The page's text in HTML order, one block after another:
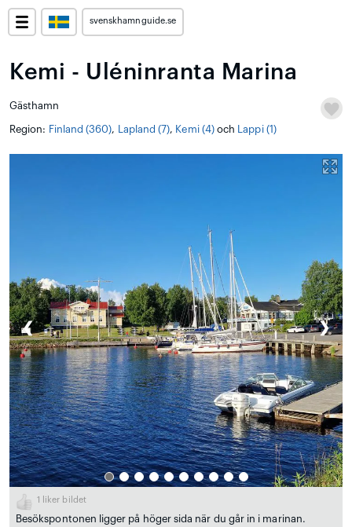
svenskhamnguide.se
Kemi - Uléninranta Marina
Gästhamn
Region: Finland (360), Lapland (7), Kemi (4)och Lappi (1)
❮ ❯
1 liker bildet
Besökspontonen ligger på höger sida när du går in i marinan.